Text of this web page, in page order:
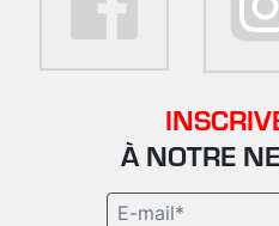
À NOTRE